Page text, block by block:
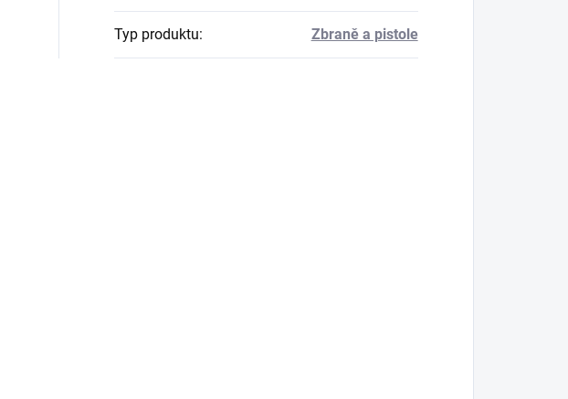
Typ produktu: Zbraně a pistole